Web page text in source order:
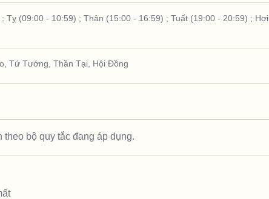
; Tỵ (09:00 - 10:59) ; Thân (15:00 - 16:59) ; Tuất (19:00 - 20:59) ; Hợi
Tứ Tướng Thần Tại Hội Đồng
bộ quy tắc đang áp dụng.